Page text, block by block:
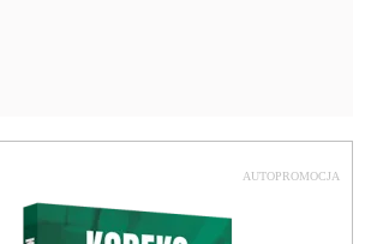
AUTOPROMOCJA